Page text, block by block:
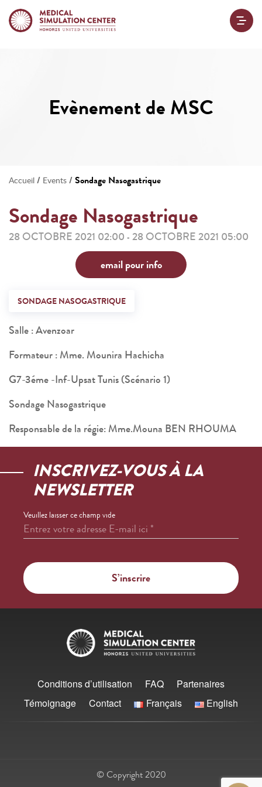
Evènement de MSC
Accueil / Events /Sondage Nasogastrique
Sondage Nasogastrique
28 OCTOBRE 2021 02:00 - 28 OCTOBRE 2021 05:00
email pour info
SONDAGE NASOGASTRIQUE
Salle : Avenzoar
Formateur : Mme. Mounira Hachicha
G7-3éme -Inf-Upsat Tunis (Scénario 1)
Sondage Nasogastrique
Responsable de la régie: Mme.Mouna BEN RHOUMA
INSCRIVEZ-VOUS À LA
NEWSLETTER
Veuillez laisser ce champ vide
Entrez votre adresse E-mail ici*
Conditions d’utilisation FAQ
Partenaires
Témoignage
Contact Français English
© Copyright 2020